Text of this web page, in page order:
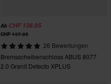
Ab CHF 136.95
CHF 137.95
26 Bewertungen
Bremsscheibenschloss ABUS 8077
2.0 Granit Detecto XPLUS